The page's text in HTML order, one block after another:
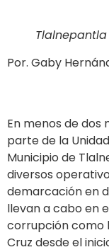
Tlalnepantla
Por. Gaby
En menos de dos
parte de la
Municipio de
diversos
demarcación en
llevan a cabo en
corrupción como
Cruz desde el